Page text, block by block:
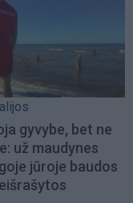
gyvybe, bet ne
už maudynes
jūroje baudos